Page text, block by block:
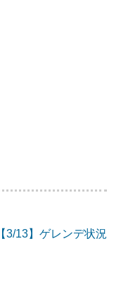
【3/13】ゲレンデ状況